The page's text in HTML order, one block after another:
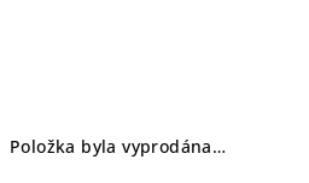
Položka byla vyprodána…